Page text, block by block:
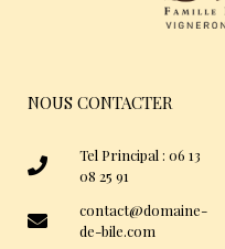
NOUS CONTACTER
Tel Principal : 06 13
08 25 91
contact@domaine-
de-bile.com